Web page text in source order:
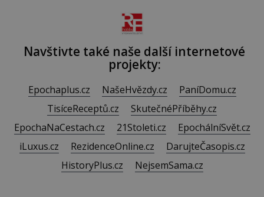
Navštivte také naše další internetové
projekty:
Epochaplus.cz NašeHvězdy.cz
PaníDomu.cz
TisíceReceptů.cz
SkutečnéPříběhy.cz
EpochaNaCestach.cz
21Stoleti.cz
EpochálníSvět.cz
iLuxus.cz
RezidenceOnline.cz
DarujteČasopis.cz
HistoryPlus.cz
NejsemSama.cz